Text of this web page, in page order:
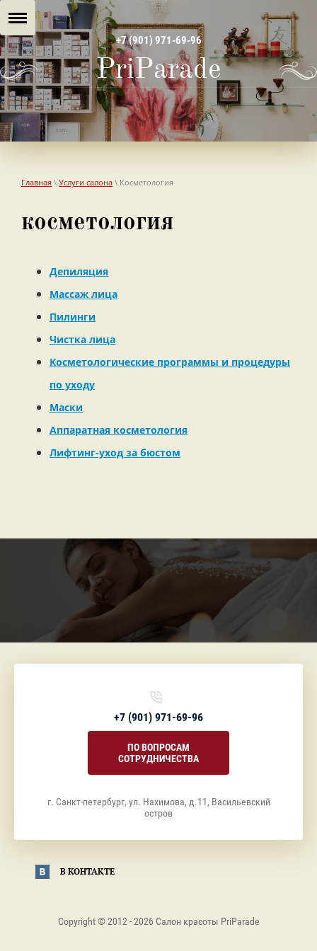
+7 (901) 971-69-96
PriParade
Главная \ Услуги салона \ Косметология
косметология
Депиляция
Массаж лица
Пилинги
Чистка лица
Косметологические программы и процедуры
по уходу
Маски
Аппаратная косметология
Лифтинг-уход за бюстом
+7 (901) 971-69-96
ПО ВОПРОСАМ
СОТРУДНИЧЕСТВА
г. Санкт-петербург, ул. Нахимова, д.11, Васильевский
остров
В КОНТАКТЕ
Copyright © 2012 - 2026 Салон красоты PriParade